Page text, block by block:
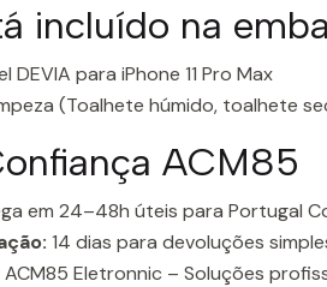
incluído na
DEVIA para iPhone 11 Pro Max
(Toalhete húmido, toalhete
ACM85
em 24–48h úteis para Portugal
14 dias para devoluções
ACM85 Eletronnic – Soluções